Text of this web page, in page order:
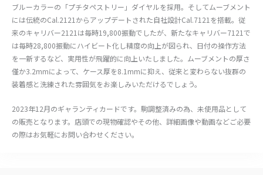
ブルーカラーの「プチタペストリー」ダイヤルを採用。そしてムーブメント
には伝統のCal.2121からアップデートされた自社設計Cal.7121を搭載。従
来のキャリバー2121は毎時19,800振動でしたが、新たなキャリバー7121で
は毎時28,800振動にハイビート化し精度の向上が図られ、日付の操作方法
を一新するなど、実用性が飛躍的に向上いたしました。ムーブメントの厚さ
僅か3.2mmによって、ケース厚を8.1mmに抑え、従来と変わらない抜群の
装着感と洗練された雰囲気をお楽しみいただけるでしょう。
2023年12月のギャランティカードです。駒調整済みの為、未使用品として
の販売となります。店頭での現物確認やその他、詳細画像や動画などご必要
の際はお気軽にお問い合わせください。